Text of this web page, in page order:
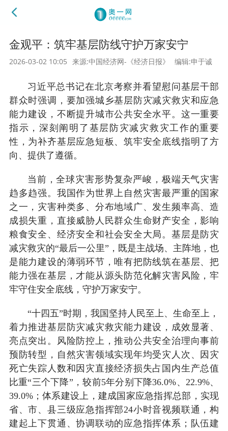
金观平：筑牢基层防线守护万家安宁
2026-03-02 10:05 来源:中国经济网-《经济日报》 编辑:申于诚
习近平总书记在北京考察并看望慰问基层干部
群众时强调，要加强城乡基层防灾减灾救灾和应急
能力建设，不断提升城市公共安全水平。这一重要
指示，深刻阐明了基层防灾减灾救灾工作的重要
性，为补齐基层应急短板、筑牢安全底线指明了方
向、提供了遵循。
当前，全球灾害形势复杂严峻，极端天气灾害
趋多趋强。我国作为世界上自然灾害最严重的国家
之一，灾害种类多、分布地域广、发生频率高、造
成损失重，直接威胁人民群众生命财产安全，影响
粮食安全、经济安全和社会安全大局。基层是防灾
减灾救灾的“最后一公里”，既是主战场、主阵地，也
是能力建设的薄弱环节，唯有把防线筑在基层、把
能力强在基层，才能从源头防范化解灾害风险，牢
牢守住安全底线，守护万家安宁。
“十四五”时期，我国坚持人民至上、生命至上，
着力推进基层防灾减灾救灾能力建设，成效显著、
亮点突出。风险防控上，推动公共安全治理向事前
预防转型，自然灾害领域实现年均受灾人次、因灾
死亡失踪人数和因灾直接经济损失占国内生产总值
比重“三个下降”，较前5年分别下降36.0%、22.9%、
39.0%；体系建设上，建成国家应急指挥总部，实现
省、市、县三级应急指挥部24小时音视频联通，构
建起上下贯通、协调联动的应急指挥体系；队伍建